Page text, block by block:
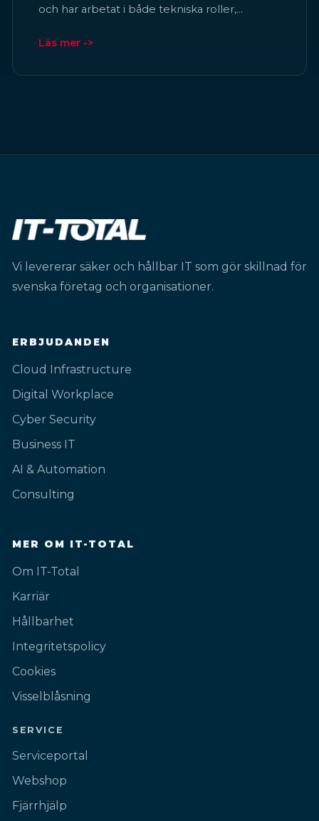
och har arbetat i både tekniska roller,…
Läs mer ->
Vi levererar säker och hållbar IT som gör skillnad för
svenska företag och organisationer.
ERBJUDANDEN
Cloud Infrastructure
Digital Workplace
Cyber Security
Business IT
AI & Automation
Consulting
MER OM IT-TOTAL
Om IT-Total
Karriär
Hållbarhet
Integritetspolicy
Cookies
Visselblåsning
SERVICE
Serviceportal
Webshop
Fjärrhjälp